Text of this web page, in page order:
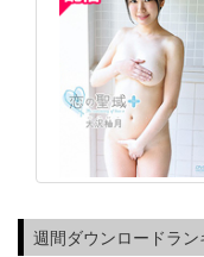
週間ダウンロードラン